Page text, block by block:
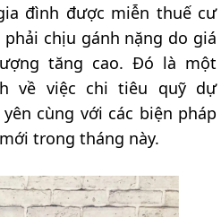
đình được miễn thuế cư
chịu gánh nặng do giá
tăng cao. Đó là một
về việc chi tiêu quỹ dự
cùng với các biện pháp
trong tháng này.